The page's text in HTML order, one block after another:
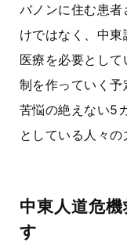
バノンに住む患者
けではなく、中東
医療を必要とし
制を作っていく
苦悩の絶えない5
としている人々の
中東人道危
す